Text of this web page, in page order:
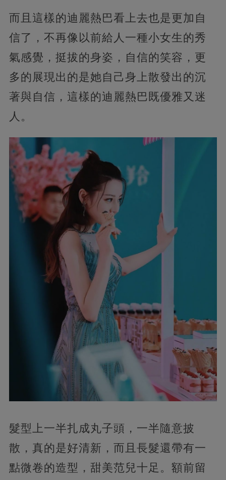
而且這樣的迪麗熱巴看上去也是更加自
信了，不再像以前給人一種小女生的秀
氣感覺，挺拔的身姿，自信的笑容，更
多的展現出的是她自己身上散發出的沉
著與自信，這樣的迪麗熱巴既優雅又迷
人。
髮型上一半扎成丸子頭，一半隨意披
散，真的是好清新，而且長髮還帶有一
點微卷的造型，甜美范兒十足。額前留